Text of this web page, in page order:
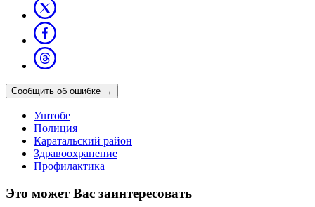
Сообщить об ошибке →
Уштобе
Полиция
Каратальский район
Здравоохранение
Профилактика
Это может Вас заинтересовать